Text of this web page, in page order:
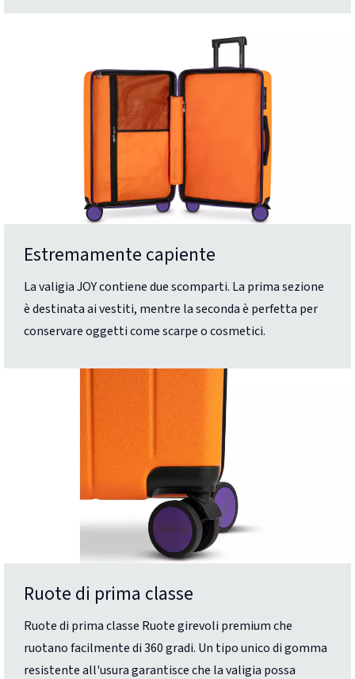
Estremamente capiente
La valigia JOY contiene due scomparti. La prima sezione
è destinata ai vestiti, mentre la seconda è perfetta per
conservare oggetti come scarpe o cosmetici.
Ruote di prima classe
Ruote di prima classe Ruote girevoli premium che
ruotano facilmente di 360 gradi. Un tipo unico di gomma
resistente all'usura garantisce che la valigia possa